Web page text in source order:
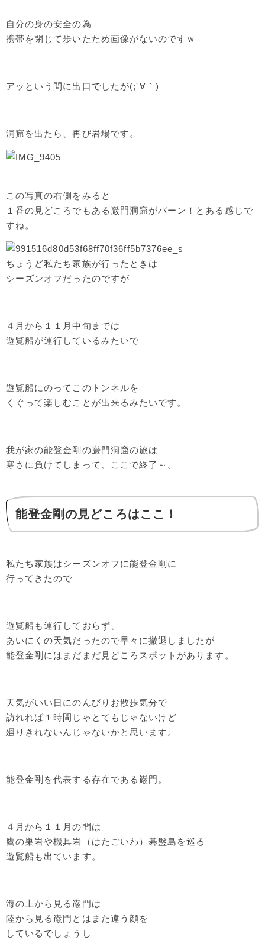
自分の身の安全の為
携帯を閉じて歩いたため画像がないのですｗ
アッという間に出口でしたが(;´∀｀)
洞窟を出たら、再び岩場です。
この写真の右側をみると
１番の見どころでもある巌門洞窟がバーン！とある感じで
すね。
ちょうど私たち家族が行ったときは
シーズンオフだったのですが
４月から１１月中旬までは
遊覧船が運行しているみたいで
遊覧船にのってこのトンネルを
くぐって楽しむことが出来るみたいです。
我が家の能登金剛の巌門洞窟の旅は
寒さに負けてしまって、ここで終了～。
能登金剛の見どころはここ！
私たち家族はシーズンオフに能登金剛に
行ってきたので
遊覧船も運行しておらず、
あいにくの天気だったので早々に撤退しましたが
能登金剛にはまだまだ見どころスポットがあります。
天気がいい日にのんびりお散歩気分で
訪れれば１時間じゃとてもじゃないけど
廻りきれないんじゃないかと思います。
能登金剛を代表する存在である巌門。
４月から１１月の間は
鷹の巣岩や機具岩（はたごいわ）碁盤島を巡る
遊覧船も出ています。
海の上から見る巌門は
陸から見る巌門とはまた違う顔を
しているでしょうし